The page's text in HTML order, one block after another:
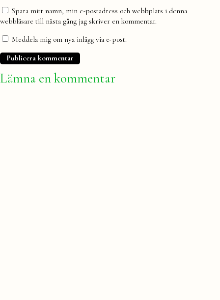
Spara mitt namn, min e-postadress och webbplats i denna
webbläsare till nästa gång jag skriver en kommentar.
Meddela mig om nya inlägg via e-post.
Lämna en kommentar